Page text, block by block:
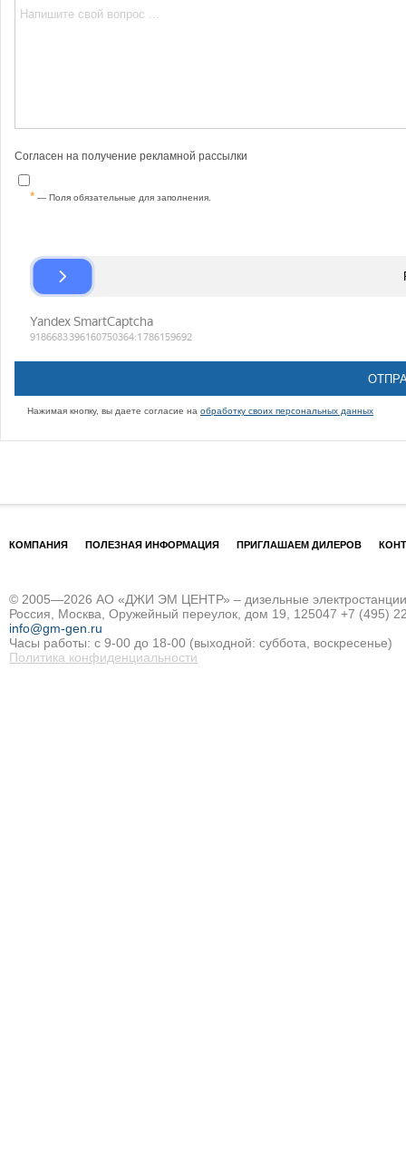
Согласен на получение рекламной рассылки
— Поля обязательные для заполнения.
Нажимая кнопку, вы даете согласие на обработку своих персональных данных
КОМПАНИЯ ПОЛЕЗНАЯ ИНФОРМАЦИЯ ПРИГЛАШАЕМ ДИЛЕРОВ
© 2005—2026 АО «ДЖИ ЭМ ЦЕНТР» – дизельные электростанции
Россия, Москва, Оружейный переулок, дом 19, 125047 +7 (495)
info@gm-gen.ru
Часы работы: с 9-00 до 18-00 (выходной: суббота, воскресенье)
Политика конфиденциальности